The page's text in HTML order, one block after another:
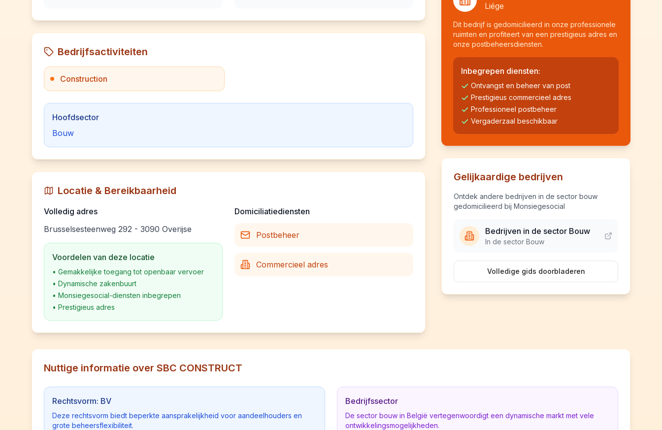
Bedrijfsactiviteiten
Construction
Hoofdsector
Bouw
Locatie & Bereikbaarheid
Volledig adres
Brusselsesteenweg 292 - 3090 Overijse
Voordelen van deze locatie
• Gemakkelijke toegang tot openbaar vervoer
• Dynamische zakenbuurt
• Monsiegesocial-diensten inbegrepen
• Prestigieus adres
Domiciliatiediensten
Postbeheer
Commercieel adres
Liége
Dit bedrijf is gedomicilieerd in onze professionele
ruimten en profiteert van een prestigieus adres en
onze postbeheersdiensten.
Inbegrepen diensten:
Ontvangst en beheer van post
Prestigieus commercieel adres
Professioneel postbeheer
Vergaderzaal beschikbaar
Gelijkaardige bedrijven
Ontdek andere bedrijven in de sector bouw
gedomicilieerd bij Monsiegesocial
Bedrijven in de sector Bouw
In de sector Bouw
Volledige gids doorbladeren
Nuttige informatie over SBC CONSTRUCT
Rechtsvorm: BV
Deze rechtsvorm biedt beperkte aansprakelijkheid voor aandeelhouders en
grote beheersflexibiliteit.
Bedrijfssector
De sector bouw in België vertegenwoordigt een dynamische markt met vele
ontwikkelingsmogelijkheden.